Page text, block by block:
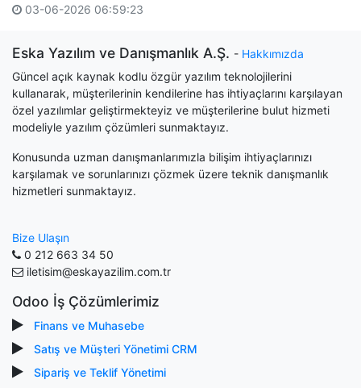
03-06-2026 06:59:23
Eska Yazılım ve Danışmanlık A.Ş. - Hakkımızda
Güncel açık kaynak kodlu özgür yazılım teknolojilerini
kullanarak, müşterilerinin kendilerine has ihtiyaçlarını karşılayan
özel yazılımlar geliştirmekteyiz ve müşterilerine bulut hizmeti
modeliyle yazılım çözümleri sunmaktayız.
Konusunda uzman danışmanlarımızla bilişim ihtiyaçlarınızı
karşılamak ve sorunlarınızı çözmek üzere teknik danışmanlık
hizmetleri sunmaktayız.
Bize Ulaşın
0 212 663 34 50
iletisim@eskayazilim.com.tr
Odoo İş Çözümlerimiz
Finans ve Muhasebe
Satış ve Müşteri Yönetimi CRM
Sipariş ve Teklif Yönetimi